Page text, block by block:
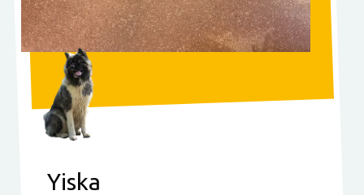
Yiska